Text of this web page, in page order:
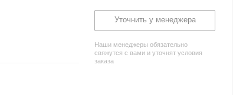
Уточнить у менеджера
Наши менеджеры обязательно
свяжутся с вами и уточнят условия
заказа